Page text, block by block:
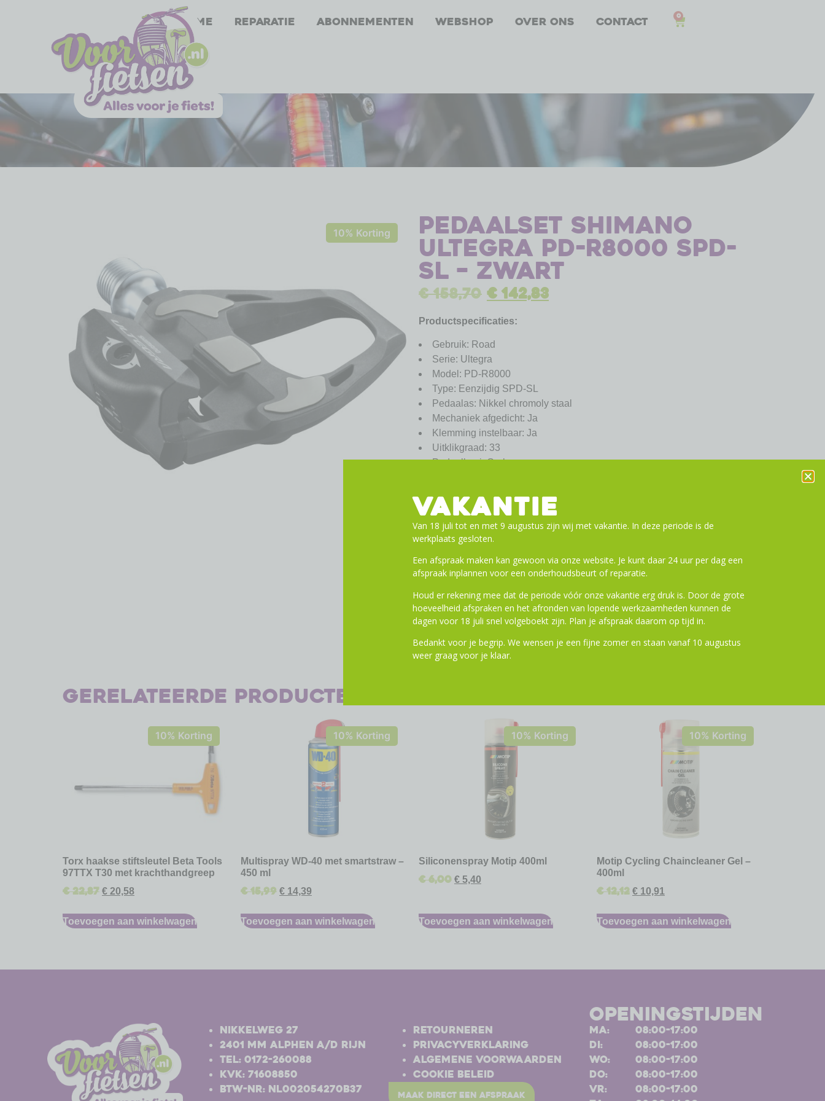
Home Reparatie Abonnementen Webshop Over ons Contact 0
10% Korting Pedaalset Shimano
Ultegra PD-R8000 SPD-
SL – zwart
€158,70 €142,83
Productspecificaties:
Gebruik: Road
Serie: Ultegra
Model: PD-R8000
Type: Eenzijdig SPD-SL
Pedaalas: Nikkel chromoly staal
Mechaniek afgedicht: Ja
Klemming instelbaar: Ja
Uitklikgraad: 33
Pedaalkooi: Carbon
Gewicht: 248 gram per paar
Toevoegen aan winkelwagen
Gerelateerde producten
10% Korting
Torx haakse stiftsleutel Beta Tools
97TTX T30 met krachthandgreep
€22,87 € 20,58
Toevoegen aan winkelwagen
10% Korting
Multispray WD-40 met smartstraw –
450 ml
€15,99 € 14,39
Toevoegen aan winkelwagen
10% Korting
Siliconenspray Motip 400ml
€6,00 € 5,40
Toevoegen aan winkelwagen
10% Korting
Motip Cycling Chaincleaner Gel –
400ml
€12,12 € 10,91
Toevoegen aan winkelwagen
Nikkelweg 27
2401 MM Alphen a/d Rijn
Tel: 0172-260088
Kvk: 71608850
BTW-nr: NL002054270B37
Retourneren
Privacyverklaring
Algemene voorwaarden
Cookie beleid
maak direct een afspraak
openingstijden
ma:
di:
wo:
do:
vr:
08:00-17:00
08:00-17:00
08:00-17:00
08:00-17:00
08:00-17:00
VAKANTIE
Van 18 juli tot en met 9 augustus zijn wij met vakantie. In deze periode is de
werkplaats gesloten.
Een afspraak maken kan gewoon via onze website. Je kunt daar 24 uur per dag een
afspraak inplannen voor een onderhoudsbeurt of reparatie.
Houd er rekening mee dat de periode vóór onze vakantie erg druk is. Door de grote
hoeveelheid afspraken en het afronden van lopende werkzaamheden kunnen de
dagen voor 18 juli snel volgeboekt zijn. Plan je afspraak daarom op tijd in.
Bedankt voor je begrip. We wensen je een fijne zomer en staan vanaf 10 augustus
weer graag voor je klaar.